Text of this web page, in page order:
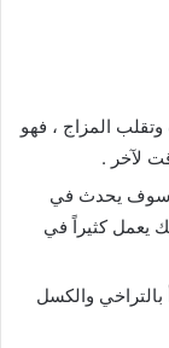
المزاج ، فهو
لآخر .
سوف يحدث في
يعمل كثيراً في
والكسل